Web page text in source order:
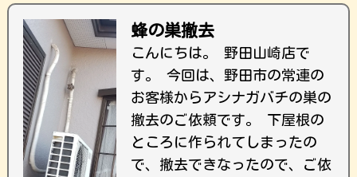
蜂の巣撤去
こんにちは。 野田山崎店で
す。 今回は、野田市の常連の
お客様からアシナガバチの巣の
撤去のご依頼です。 下屋根の
ところに作られてしまったの
で、撤去できなったので、ご依